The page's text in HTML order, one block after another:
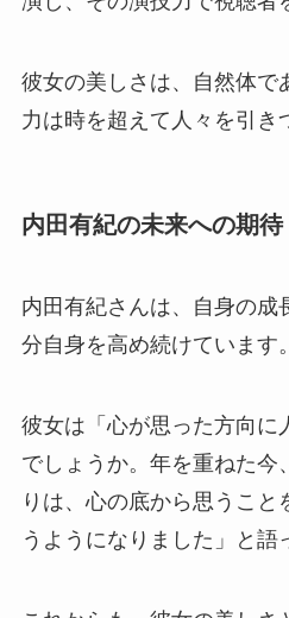
彼女の美しさは、自然体で
力は時を超えて人々を引き
内田有紀の未来への期待
内田有紀さんは、自身の成
分自身を高め続けています。
彼女は「心が思った方向に
でしょうか。年を重ねた今
りは、心の底から思うこと
うようになりました」と語